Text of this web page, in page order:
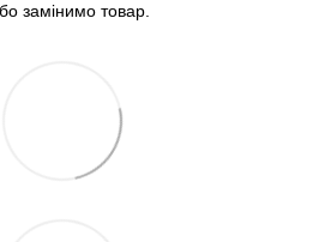
замінимо товар.